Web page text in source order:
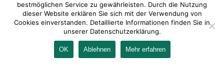
IMPRESSUM KONTAKT AGB DATENSCHUTZ
bestmöglichen Service zu gewährleisten. Durch die Nutzung
dieser Website erklären Sie sich mit der Verwendung von
Cookies einverstanden. Detaillierte Informationen finden Sie in
unserer Datenschutzerklärung.
OK Ablehnen Mehr erfahren